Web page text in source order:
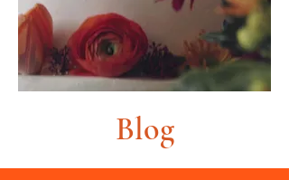
Blog